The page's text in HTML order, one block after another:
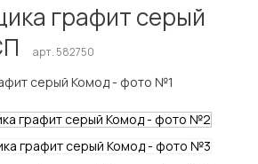
графит серый
арт. 582750